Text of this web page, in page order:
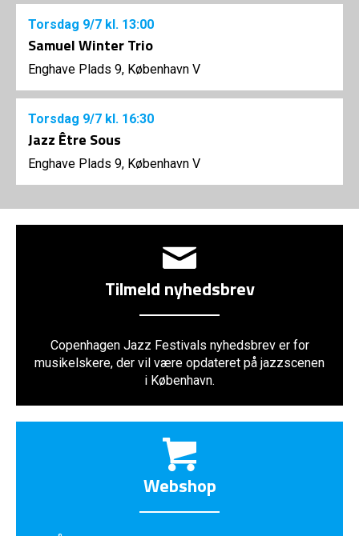
Torsdag 9/7 kl. 13:00
Samuel Winter Trio
Enghave Plads 9, København V
Torsdag 9/7 kl. 16:30
Jazz Être Sous
Enghave Plads 9, København V
Tilmeld nyhedsbrev
Copenhagen Jazz Festivals nyhedsbrev er for
musikelskere, der vil være opdateret på jazzscenen
i København.
Webshop